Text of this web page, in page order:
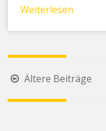
Weiterlesen
Beitragsnavigation
Ältere Beiträge